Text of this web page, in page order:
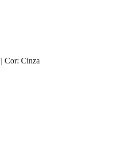
| Cor: Cinza